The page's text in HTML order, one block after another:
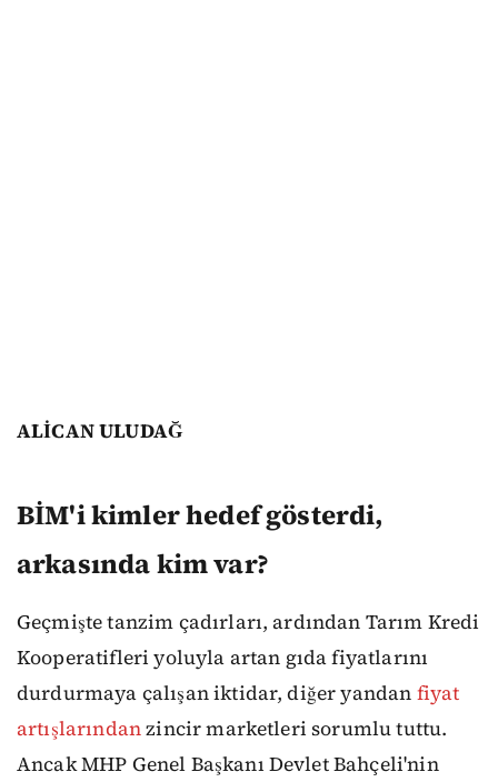
ALİCAN ULUDAĞ
BİM'i kimler hedef gösterdi,
arkasında kim var?
Geçmişte tanzim çadırları, ardından Tarım Kredi
Kooperatifleri yoluyla artan gıda fiyatlarını
durdurmaya çalışan iktidar, diğer yandan fiyat
artışlarındanzincir marketleri sorumlu tuttu.
Ancak MHP Genel Başkanı Devlet Bahçeli'nin